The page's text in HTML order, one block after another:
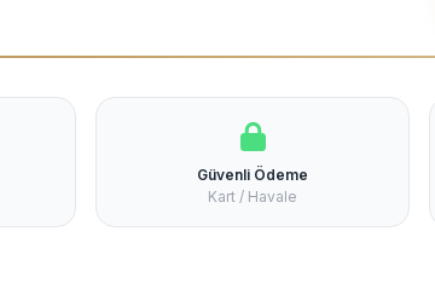
Güvenli Ödeme
Kart / Havale